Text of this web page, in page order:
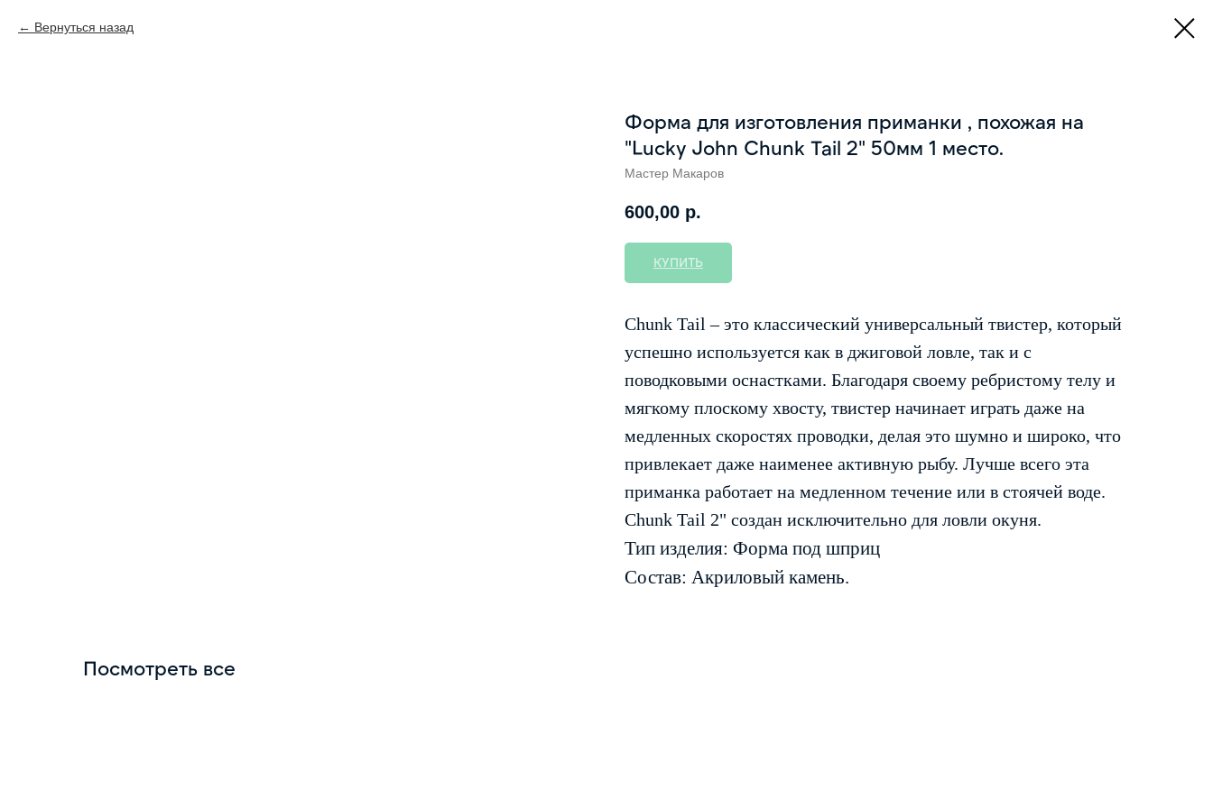
Вернуться назад
Форма для изготовления приманки , похожая на
"Lucky John Chunk Tail 2" 50мм 1 место.
Мастер Макаров
600,00 р.
КУПИТЬ
Chunk Tail – это классический универсальный твистер, который
успешно используется как в джиговой ловле, так и с
поводковыми оснастками. Благодаря своему ребристому телу и
мягкому плоскому хвосту, твистер начинает играть даже на
медленных скоростях проводки, делая это шумно и широко, что
привлекает даже наименее активную рыбу. Лучше всего эта
приманка работает на медленном течение или в стоячей воде.
Chunk Tail 2" создан исключительно для ловли окуня.
Тип изделия: Форма под шприц
Состав: Акриловый камень.
Посмотреть все